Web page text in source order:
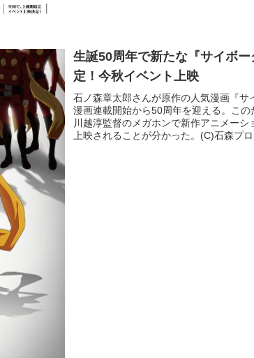
生誕50周年で新たな『サイボ
定！今秋イベント上映
石ノ森章太郎さんが原作の人気漫画『
漫画連載開始から50周年を迎える。この
川越淳監督のメガホンで新作アニメーシ
上映されることが分かった。(C)石森プロ